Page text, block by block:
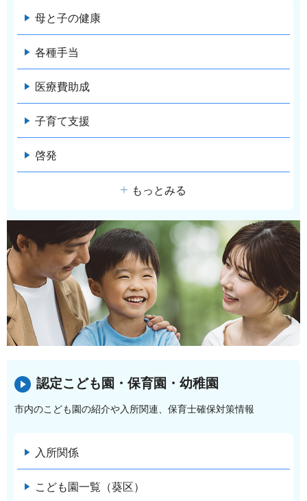
母と子の健康
各種手当
医療費助成
子育て支援
啓発
もっとみる
認定こども園・保育園・幼稚園
市内のこども園の紹介や入所関連、保育士確保対策情報
入所関係
こども園一覧（葵区）